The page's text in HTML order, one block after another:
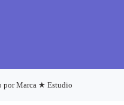
por Marca ★ Estudio